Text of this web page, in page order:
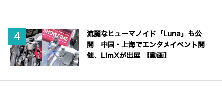
流麗なヒューマノイド「Luna」も公
開 中国・上海でエンタメイベント開
催、LimXが出展 【動画】